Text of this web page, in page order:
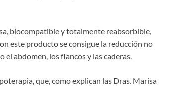
biocompatible y totalmente reabsorbible,
este producto se consigue la reducción no
el abdomen, los flancos y las caderas.
que, como explican las Dras. Marisa